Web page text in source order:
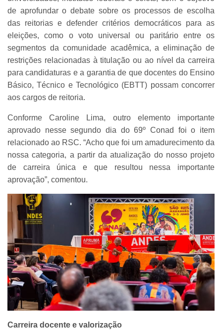
de aprofundar o debate sobre os processos de escolha
das reitorias e defender critérios democráticos para as
eleições, como o voto universal ou paritário entre os
segmentos da comunidade acadêmica, a eliminação de
restrições relacionadas à titulação ou ao nível da carreira
para candidaturas e a garantia de que docentes do Ensino
Básico, Técnico e Tecnológico (EBTT) possam concorrer
aos cargos de reitoria.
Conforme Caroline Lima, outro elemento importante
aprovado nesse segundo dia do 69º Conad foi o item
relacionado ao RSC. “Acho que foi um amadurecimento da
nossa categoria, a partir da atualização do nosso projeto
de carreira única e que resultou nessa importante
aprovação”, comentou.
Carreira docente e valorização